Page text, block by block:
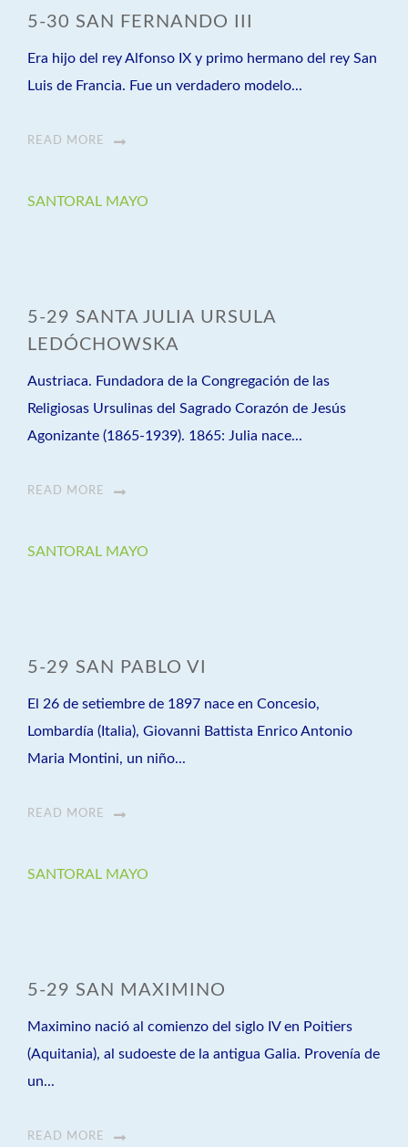
5-30 SAN FERNANDO III
Era hijo del rey Alfonso IX y primo hermano del rey San
Luis de Francia. Fue un verdadero modelo...
READ MORE
SANTORAL MAYO
5-29 SANTA JULIA URSULA
LEDÓCHOWSKA
Austriaca. Fundadora de la Congregación de las
Religiosas Ursulinas del Sagrado Corazón de Jesús
Agonizante (1865-1939). 1865: Julia nace...
READ MORE
SANTORAL MAYO
5-29 SAN PABLO VI
El 26 de setiembre de 1897 nace en Concesio,
Lombardía (Italia), Giovanni Battista Enrico Antonio
Maria Montini, un niño...
READ MORE
SANTORAL MAYO
5-29 SAN MAXIMINO
Maximino nació al comienzo del siglo IV en Poitiers
(Aquitania), al sudoeste de la antigua Galia. Provenía de
un...
READ MORE